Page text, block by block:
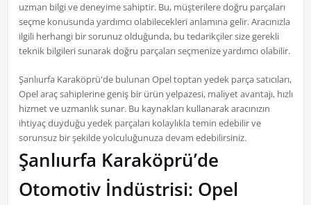
uzman bilgi ve deneyime sahiptir. Bu, müşterilere doğru parçaları
seçme konusunda yardımcı olabilecekleri anlamına gelir. Aracınızla
ilgili herhangi bir sorunuz olduğunda, bu tedarikçiler size gerekli
teknik bilgileri sunarak doğru parçaları seçmenize yardımcı olabilir.
Şanlıurfa Karaköprü'de bulunan Opel toptan yedek parça satıcıları,
Opel araç sahiplerine geniş bir ürün yelpazesi, maliyet avantajı, hızlı
hizmet ve uzmanlık sunar. Bu kaynakları kullanarak aracınızın
ihtiyaç duyduğu yedek parçaları kolaylıkla temin edebilir ve
sorunsuz bir şekilde yolculuğunuza devam edebilirsiniz.
Şanlıurfa Karaköprü’de
Otomotiv İndüstrisi: Opel